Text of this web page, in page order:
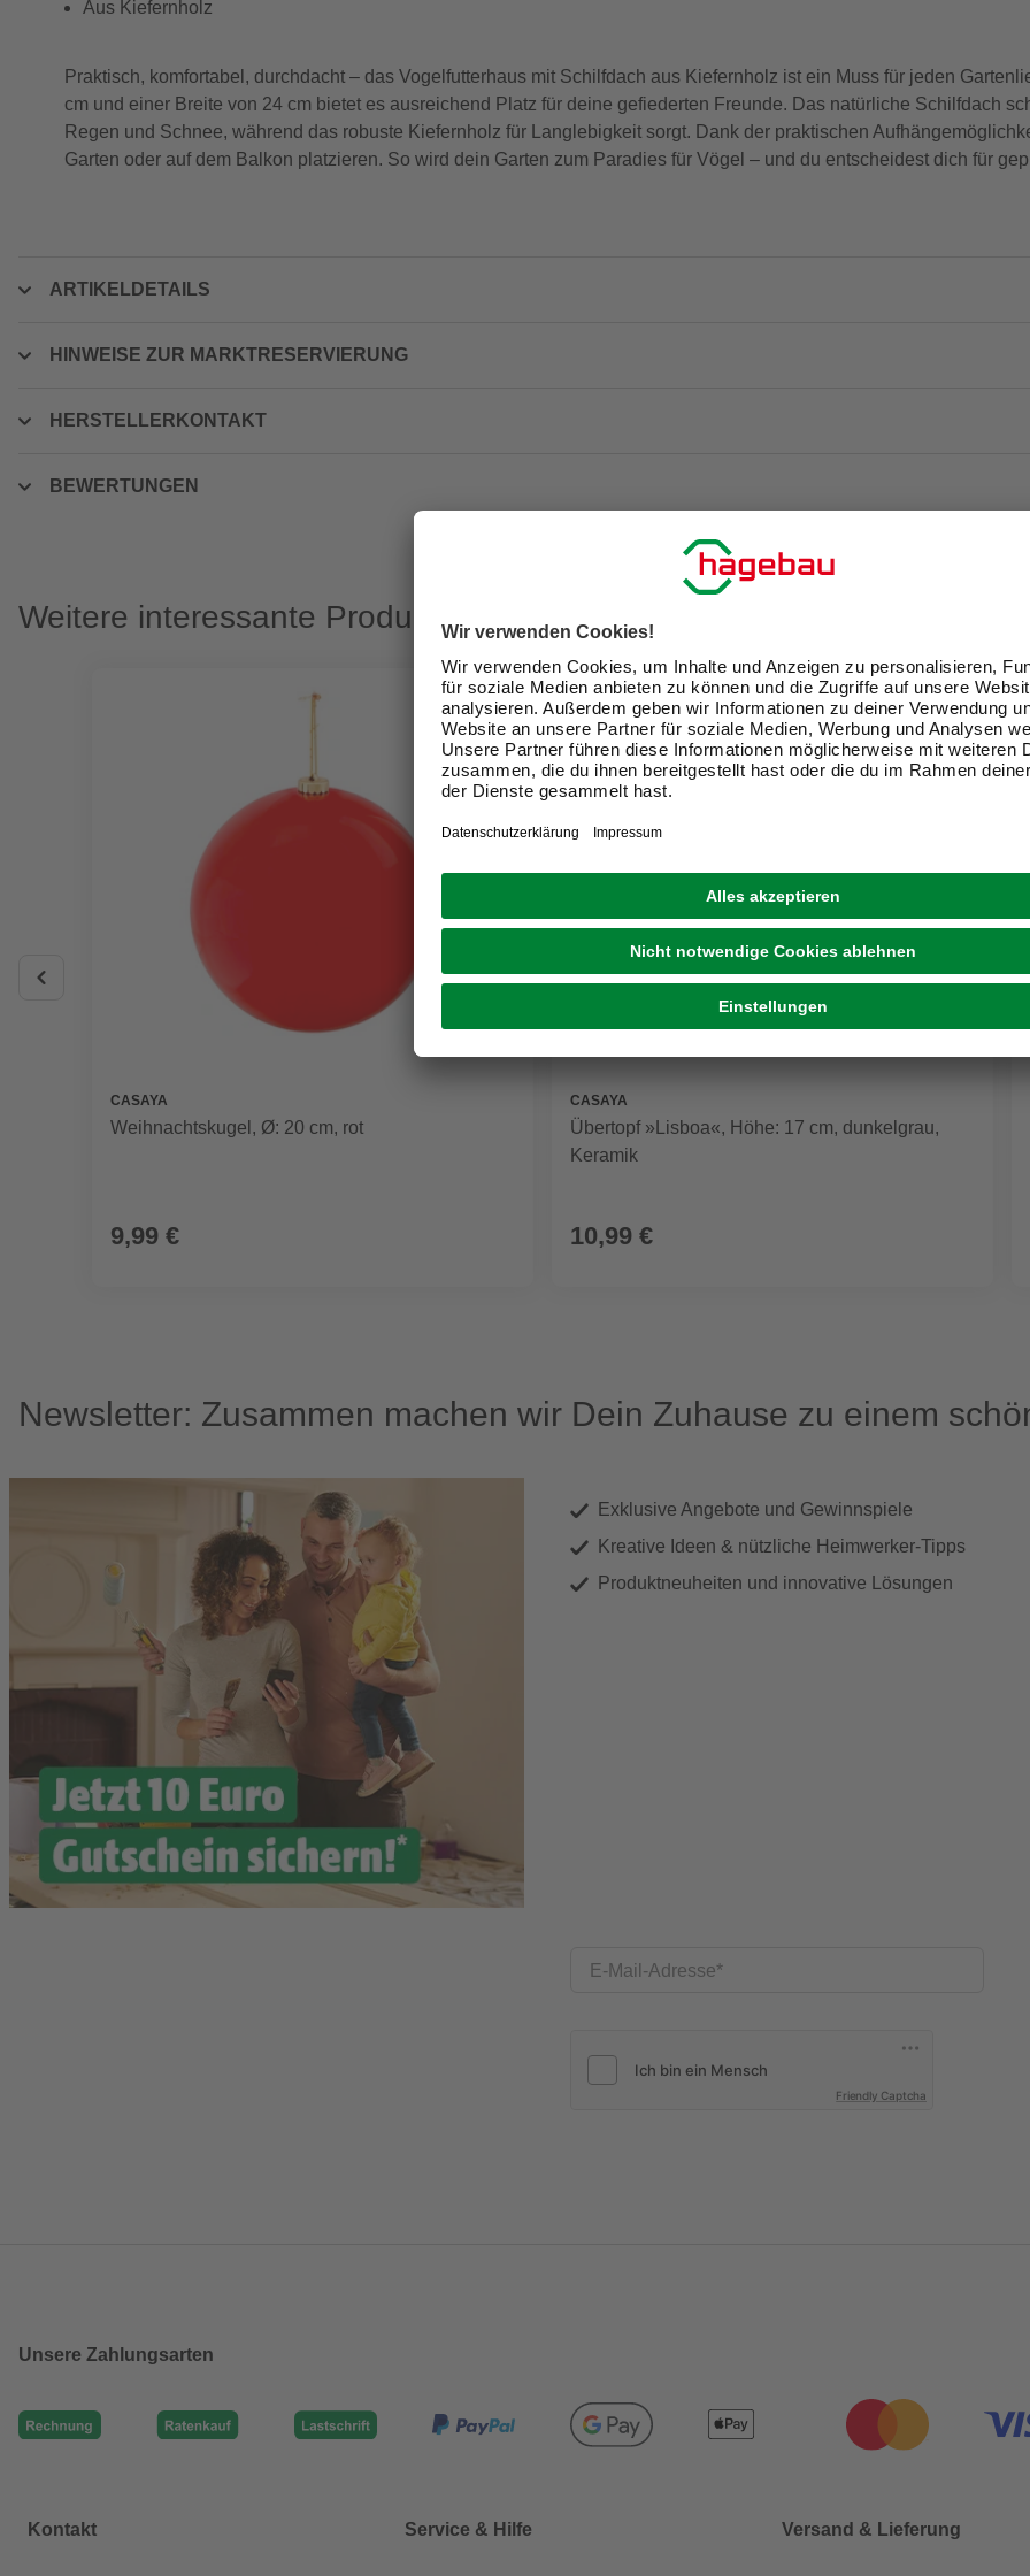
Aus Kiefernholz
Praktisch, komfortabel, durchdacht – das Vogelfutterhaus mit Schilfdach aus Kiefernholz ist ein Muss für jeden
cm und einer Breite von 24 cm bietet es ausreichend Platz für deine gefiederten Freunde. Das natürliche Schilfdach
Regen und Schnee, während das robuste Kiefernholz für Langlebigkeit sorgt. Dank der praktischen
Garten oder auf dem Balkon platzieren. So wird dein Garten zum Paradies für Vögel – und du entscheidest dich für
ARTIKELDETAILS
HINWEISE ZUR MARKTRESERVIERUNG
HERSTELLERKONTAKT
BEWERTUNGEN
Weitere interessante Produkte
CASAYA
Weihnachtskugel, Ø: 20 cm, rot
9,99 €
CASAYA
Übertopf »Lisboa«, Höhe: 17 cm, dunkelgrau,
Keramik
10,99 €
Newsletter: Zusammen machen wir Dein Zuhause zu einem
Exklusive Angebote und Gewinnspiele
Kreative Ideen & nützliche Heimwerker-Tipps
Produktneuheiten und innovative Lösungen
E-Mail-Adresse
Friendly Captcha
Unsere Zahlungsarten
Kontakt Service & Hilfe Versand & Lieferung